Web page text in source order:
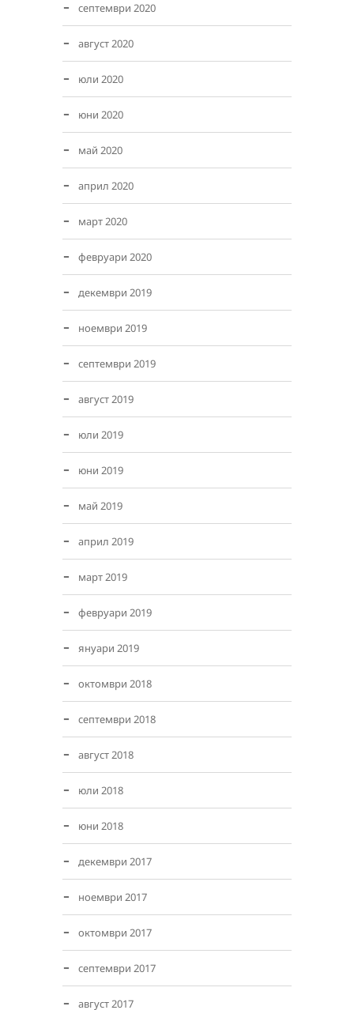
септември 2020
август 2020
юли 2020
юни 2020
май 2020
април 2020
март 2020
февруари 2020
декември 2019
ноември 2019
септември 2019
август 2019
юли 2019
юни 2019
май 2019
април 2019
март 2019
февруари 2019
януари 2019
октомври 2018
септември 2018
август 2018
юли 2018
юни 2018
декември 2017
ноември 2017
октомври 2017
септември 2017
август 2017